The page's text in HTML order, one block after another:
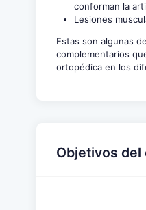
conforman la
Lesiones
Estas son algunas
complementarios
ortopédica en los
Objetivos del